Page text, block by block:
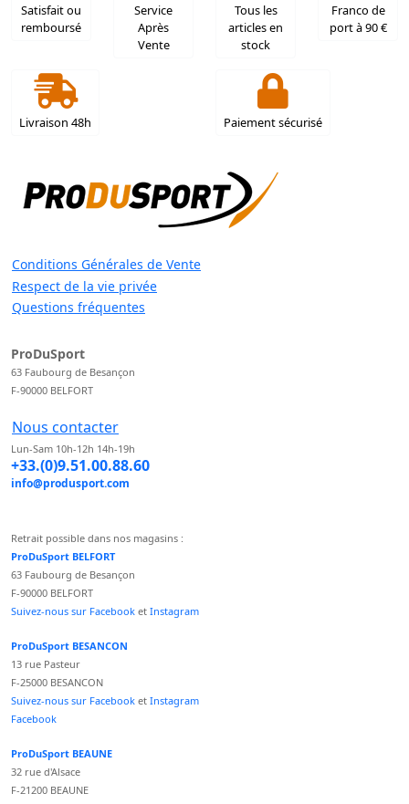
Satisfait ou
remboursé
Service
Après
Vente
Tous les
articles en
stock
Franco de
port à 90 €
Livraison 48h Paiement sécurisé
Conditions Générales de Vente
Respect de la vie privée
Questions fréquentes
ProDuSport
63 Faubourg de Besançon
F-90000 BELFORT
Nous contacter
Lun-Sam 10h-12h 14h-19h
+33.(0)9.51.00.88.60
info@produsport.com
Retrait possible dans nos magasins :
ProDuSport BELFORT
63 Faubourg de Besançon
F-90000 BELFORT
Suivez-nous sur Facebook et Instagram
ProDuSport BESANCON
13 rue Pasteur
F-25000 BESANCON
Suivez-nous sur Facebook et Instagram
Facebook
ProDuSport BEAUNE
32 rue d'Alsace
F-21200 BEAUNE